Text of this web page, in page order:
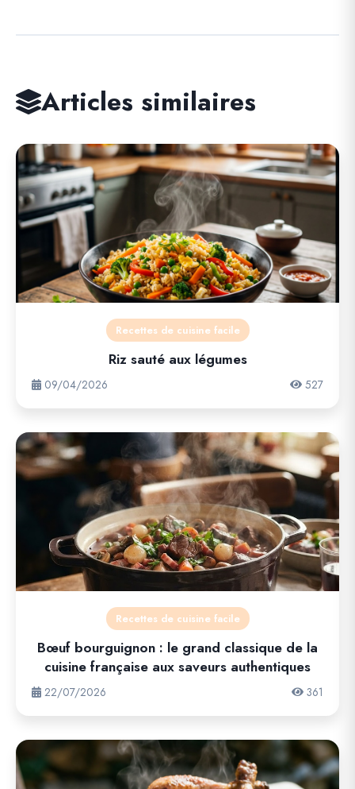
Articles similaires
Recettes de cuisine facile
Riz sauté aux légumes
09/04/2026 527
Recettes de cuisine facile
Bœuf bourguignon : le grand classique de la
cuisine française aux saveurs authentiques
22/07/2026 361